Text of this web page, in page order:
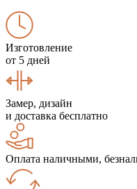
Изготовление
от 5 дней
Замер, дизайн
и доставка бесплатно
Оплата наличными,